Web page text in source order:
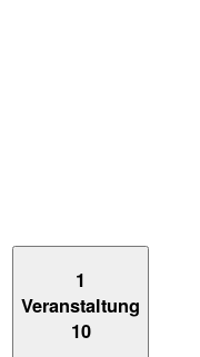
1
Veranstaltung
10